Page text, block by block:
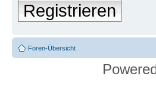
Registrieren
Foren-Übersicht